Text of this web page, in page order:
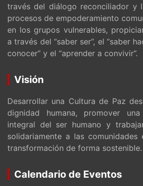
través del diálogo reconciliador y
procesos de empoderamiento
en los grupos vulnerables,
a través del “saber ser”, el “saber
conocer” y el “aprender a convivir”.
Visión
Desarrollar una Cultura de Paz
dignidad humana, promover
integral del ser humano y
solidariamente a las
transformación de forma sostenible.
Calendario de Eventos